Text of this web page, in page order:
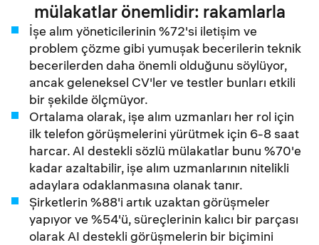
mülakatlar önemlidir: rakamlarla
İşe alım yöneticilerinin %72'si iletişim ve
problem çözme gibi yumuşak becerilerin teknik
becerilerden daha önemli olduğunu söylüyor,
ancak geleneksel CV'ler ve testler bunları etkili
bir şekilde ölçmüyor.
Ortalama olarak, işe alım uzmanları her rol için
ilk telefon görüşmelerini yürütmek için 6-8 saat
harcar. AI destekli sözlü mülakatlar bunu %70'e
kadar azaltabilir, işe alım uzmanlarının nitelikli
adaylara odaklanmasına olanak tanır.
Şirketlerin %88'i artık uzaktan görüşmeler
yapıyor ve %54'ü, süreçlerinin kalıcı bir parçası
olarak AI destekli görüşmelerin bir biçimini